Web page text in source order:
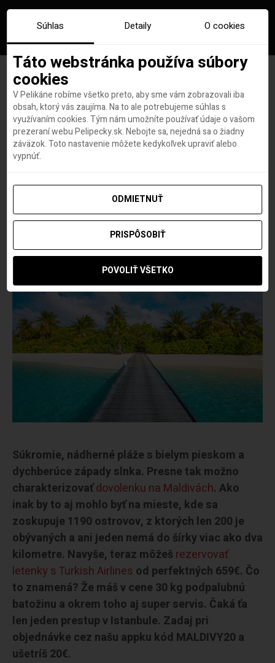
Maldivy s Turkish Airlines od
659€! (výborný servis a 30kg
batožina v cene)
autorLovci leteniek a dovoleniek
Súkromie, nádherné pláže s bielym pieskom a
dychberúce západy slnka. Presne tak možno
charakterizovaťdovolenku na Maldivách. Ako
inak by to aj mohlo byť na mieste, kde sa
zoskupuje 1190 ostrovov, z ktorých len 200 je
obývaných a ani jeden nemá do šírky viac ako dva
kilometre. Navyše, teraz môžeš rezervovať
letenky s Turkish Airlines od perfektných 659€. Čo
to znamená? Že máš v cene 30 kg podpalubnú
batožinu a okrem toho aj super servis. Čaká ťa
len jeden prestup v Istanbule. Zadaj pri
objednávke cez našu appku kód MALDIVY20 a
ušetríš 20€.
Súhlas Detaily O cookies
Táto webstránka používa súbory
cookies
V Pelikáne robíme všetko preto, aby sme vám zobrazovali iba
obsah, ktorý vás zaujíma. Na to ale potrebujeme súhlas s
využívaním cookies. Tým nám umožníte používať údaje o vašom
prezeraní webu Pelipecky.sk. Nebojte sa, nejedná sa o žiadny
záväzok. Toto nastavenie môžete kedykoľvek upraviť alebo
vypnúť.
ODMIETNUŤ
PRISPÔSOBIŤ
POVOLIŤ VŠETKO